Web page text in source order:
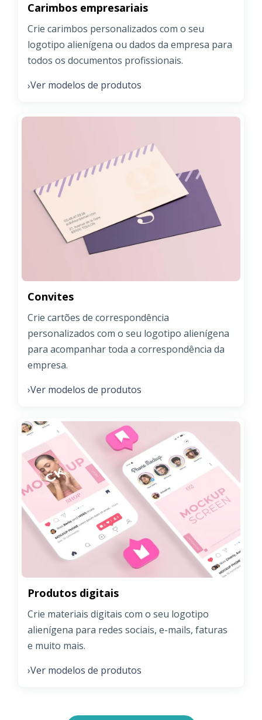
Carimbos empresariais
Crie carimbos personalizados com o seu
logotipo alienígena ou dados da empresa para
todos os documentos profissionais.
›Ver modelos de produtos
Convites
Crie cartões de correspondência
personalizados com o seu logotipo alienígena
para acompanhar toda a correspondência da
empresa.
›Ver modelos de produtos
Produtos digitais
Crie materiais digitais com o seu logotipo
alienígena para redes sociais, e-mails, faturas
e muito mais.
›Ver modelos de produtos